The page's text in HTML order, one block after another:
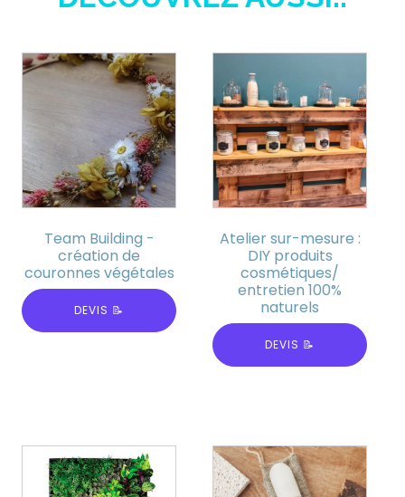
Team Building -
création de
couronnes végétales
DEVIS 📝
Atelier sur-mesure :
DIY produits
cosmétiques/
entretien 100%
naturels
DEVIS 📝